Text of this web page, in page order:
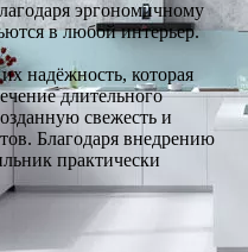
эргономичному
в любой интерьер.
надёжность, которая
длительного
свежесть и
Благодаря внедрению
практически